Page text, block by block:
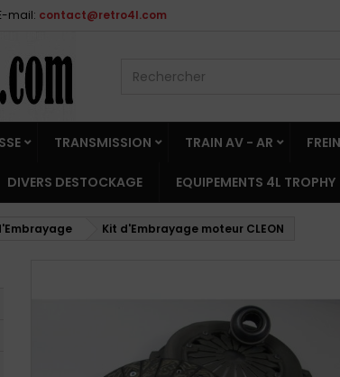
mail: contact@retro4l.com
TRANSMISSION TRAIN AV - AR
DIVERS DESTOCKAGE EQUIPEMENTS 4L TROPHY
Kit d'Embrayage moteur CLEON